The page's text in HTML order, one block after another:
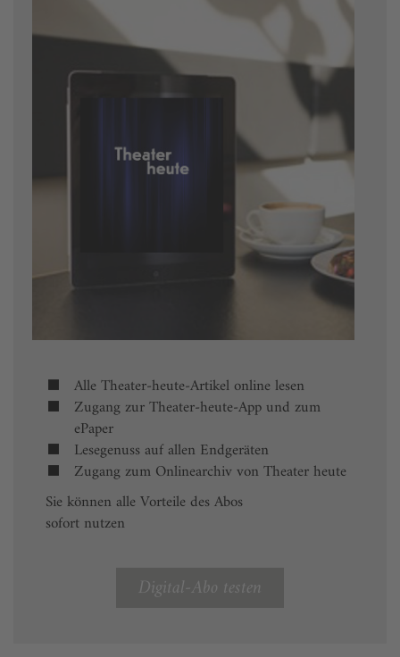
Alle Theater-heute-Artikel online lesen
Zugang zur Theater-heute-App und zum
ePaper
Lesegenuss auf allen Endgeräten
Zugang zum Onlinearchiv von Theater heute
Sie können alle Vorteile des Abos
sofort nutzen
Digital-Abo testen